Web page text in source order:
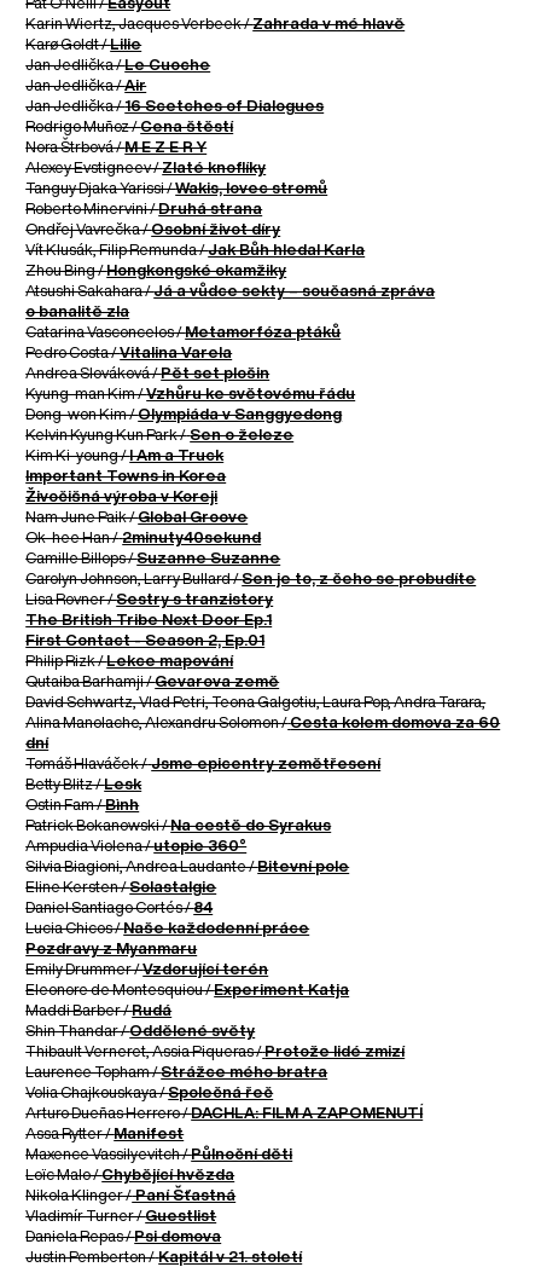
Pat O’Neill /Easyout
Karin Wiertz, Jacques Verbeek /Zahrada v mé hlavě
Karø Goldt /Lilie
Jan Jedlička /Le Cuoche
Jan Jedlička /Air
Jan Jedlička /16 Scetches of Dialogues
Rodrigo Muñoz /Cena štěstí
Nora Štrbová /M E Z E R Y
Alexey Evstigneev /Zlaté knoflíky
Tanguy Djaka Yarissi /Wakis, lovec stromů
Roberto Minervini /Druhá strana
Ondřej Vavrečka /Osobní život díry
Vít Klusák, Filip Remunda /Jak Bůh hledal Karla
Zhou Bing /Hongkongské okamžiky
Atsushi Sakahara /Já a vůdce sekty – současná zpráva
o banalitě zla
Catarina Vasconcelos /Metamorfóza ptáků
Pedro Costa /Vitalina Varela
Andrea Slováková /Pět set plošin
Kyung-man Kim /Vzhůru ke světovému řádu
Dong-won Kim /Olympiáda v Sanggyedong
Kelvin Kyung Kun Park / Sen o železe
Kim Ki-young /I Am a Truck
Important Towns in Korea
Živočišná výroba v Koreji
Nam June Paik /Global Groove
Ok-hee Han / 2minuty40sekund
Camille Billops /Suzanne Suzanne
Carolyn Johnson, Larry Bullard /Sen je to, z čeho se probudíte
Lisa Rovner /Sestry s tranzistory
The British Tribe Next Door Ep.1
First Contact - Season 2, Ep.01
Philip Rizk /Lekce mapování
Qutaiba Barhamji /Gevarova země
David Schwartz, Vlad Petri, Teona Galgotiu, Laura Pop, Andra Tarara,
Alina Manolache, Alexandru Solomon /Cesta kolem domova za 60
dní
Tomáš Hlaváček / Jsme epicentry zemětřesení
Betty Blitz /Lesk
Ostin Fam /Bình
Patrick Bokanowski /Na cestě do Syrakus
Ampudia Violena /utopie 360°
Silvia Biagioni, Andrea Laudante /Bitevní pole
Eline Kersten /Solastalgie
Daniel Santiago Cortés /84
Lucia Chicos /Naše každodenní práce
Pozdravy z Myanmaru
Emily Drummer /Vzdorující terén
Eleonore de Montesquiou /Experiment Katja
Maddi Barber /Rudá
Shin Thandar /Oddělené světy
Thibault Verneret, Assia Piqueras /Protože lidé zmizí
Laurence Topham /Strážce mého bratra
Volia Chajkouskaya /Společná řeč
Arturo Dueñas Herrero /DACHLA: FILM A ZAPOMENUTÍ
Assa Rytter /Manifest
Maxence Vassilyevitch /Půlnoční děti
Loïc Malo /Chybějící hvězda
Nikola Klinger /Paní Šťastná
Vladimír Turner /Guestlist
Daniela Repas /Psi domova
Justin Pemberton / Kapitál v 21. století